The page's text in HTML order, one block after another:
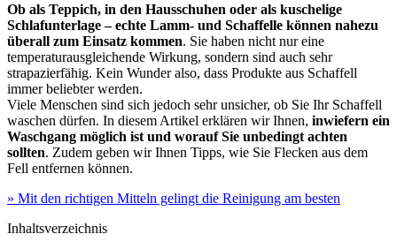
Ob als Teppich, in den Hausschuhen oder als kuschelige
Schlafunterlage – echte Lamm- und Schaffelle können nahezu
überall zum Einsatz kommen. Sie haben nicht nur eine
temperaturausgleichende Wirkung, sondern sind auch sehr
strapazierfähig. Kein Wunder also, dass Produkte aus Schaffell
immer beliebter werden.
Viele Menschen sind sich jedoch sehr unsicher, ob Sie Ihr Schaffell
waschen dürfen. In diesem Artikel erklären wir Ihnen, inwiefern ein
Waschgang möglich ist und worauf Sie unbedingt achten
sollten. Zudem geben wir Ihnen Tipps, wie Sie Flecken aus dem
Fell entfernen können.
» Mit den richtigen Mitteln gelingt die Reinigung am besten
Inhaltsverzeichnis